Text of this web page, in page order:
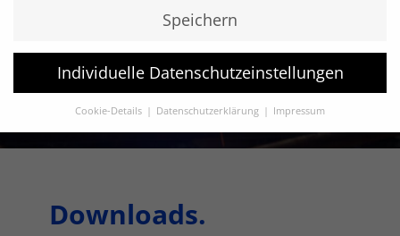
Downloads.
Speichern
Individuelle Datenschutzeinstellungen
Cookie-Details Datenschutzerklärung Impressum
Datenschutzeinstellungen
bestimmte Cookies auswählen.